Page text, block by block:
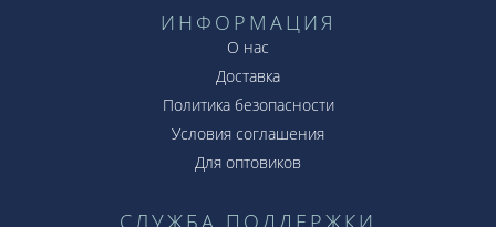
ИНФОРМАЦИЯ
О нас
Доставка
Политика безопасности
Условия соглашения
Для оптовиков
СЛУЖБА ПОДДЕРЖКИ